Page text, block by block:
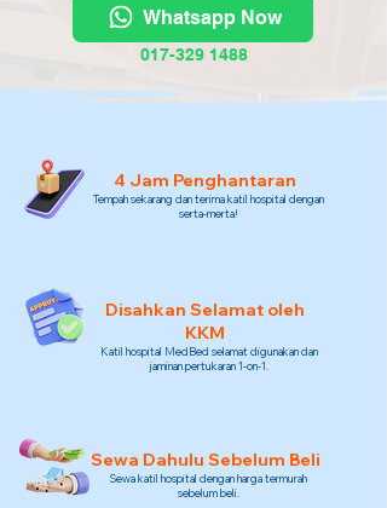
Whatsapp Now
017-329 1488
4 Jam Penghantaran
Tempah sekarang dan terima katil hospital dengan
serta-merta!
Disahkan Selamat oleh
KKM
Katil hospital MedBed selamat digunakan dan
jaminan pertukaran 1-on-1.
Sewa Dahulu Sebelum Beli
Sewa katil hospital dengan harga termurah
sebelum beli.